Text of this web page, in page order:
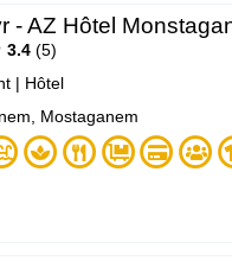
- AZ Hôtel
3.4 5
| Hôtel
Mostaganem